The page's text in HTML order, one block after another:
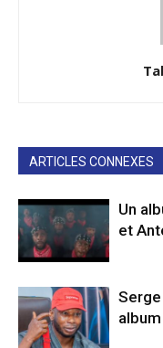
ARTICLES CONNEXES
Un
et